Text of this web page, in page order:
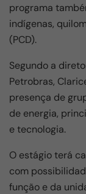
programa
indígenas,
(PCD).
Segundo a
Petrobras,
presença de
de energia,
e tecnologia.
O estágio terá
com
função e da